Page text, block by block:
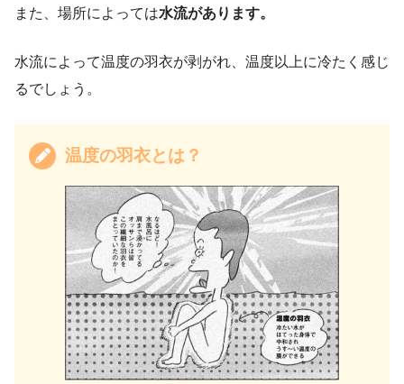
また、場所によっては水流があります。
水流によって温度の羽衣が剥がれ、温度以上に冷たく感じ
るでしょう。
温度の羽衣とは？